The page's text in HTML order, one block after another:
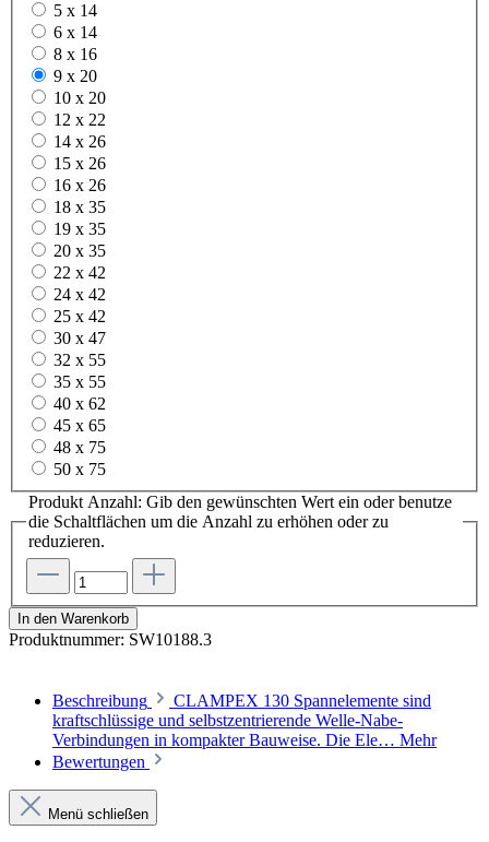
5 x 14
6 x 14
8 x 16
9 x 20
10 x 20
12 x 22
14 x 26
15 x 26
16 x 26
18 x 35
19 x 35
20 x 35
22 x 42
24 x 42
25 x 42
30 x 47
32 x 55
35 x 55
40 x 62
45 x 65
48 x 75
50 x 75
Produkt Anzahl: Gib den gewünschten Wert ein oder benutze
die Schaltflächen um die Anzahl zu erhöhen oder zu
reduzieren.
In den Warenkorb
Produktnummer: SW10188.3
Beschreibung
CLAMPEX 130 Spannelemente sind
kraftschlüssige und selbstzentrierende Welle-Nabe-
Verbindungen in kompakter Bauweise. Die Ele… Mehr
Bewertungen
Menü schließen